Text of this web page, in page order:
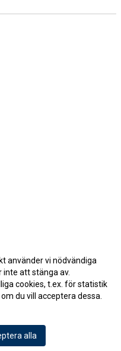
använder vi nödvändiga
inte att stänga av.
cookies, t.ex. för statistik
du vill acceptera dessa.
alla